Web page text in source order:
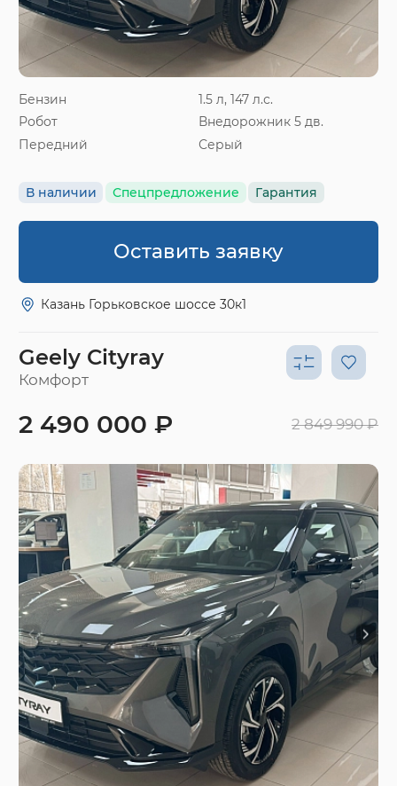
Бензин
1.5 л, 147 л.с.
Робот
Внедорожник 5 дв.
Передний
Серый
В наличии Спецпредложение Гарантия
Оставить заявку
Казань Горьковское шоссе 30к1
Geely Cityray
Комфорт
2 490 000 ₽ 2 849 990 ₽